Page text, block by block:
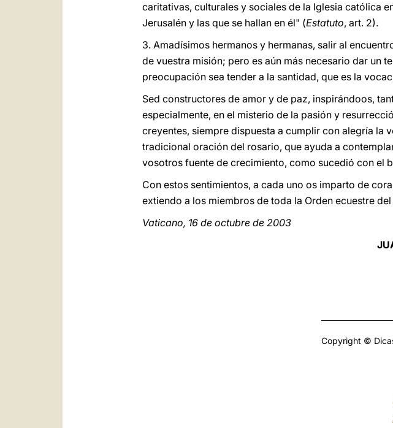
caritativas, culturales y sociales de la Iglesia católica
Jerusalén y las que se hallan en él" (Estatuto, art. 2).
3. Amadísimos hermanos y hermanas, salir al
de vuestra misión; pero es aún más necesario dar un
preocupación sea tender a la santidad, que es la
Sed constructores de amor y de paz, inspirándoos,
especialmente, en el misterio de la pasión y
creyentes, siempre dispuesta a cumplir con alegría la
tradicional oración del rosario, que ayuda a
vosotros fuente de crecimiento, como sucedió con el
Con estos sentimientos, a cada uno os imparto de
extiendo a los miembros de toda la Orden ecuestre
Vaticano, 16 de octubre de 2003
Copyright ©